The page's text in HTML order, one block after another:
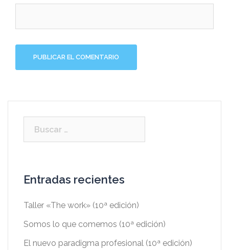
Entradas recientes
Taller «The work» (10ª edición)
Somos lo que comemos (10ª edición)
El nuevo paradigma profesional (10ª edición)